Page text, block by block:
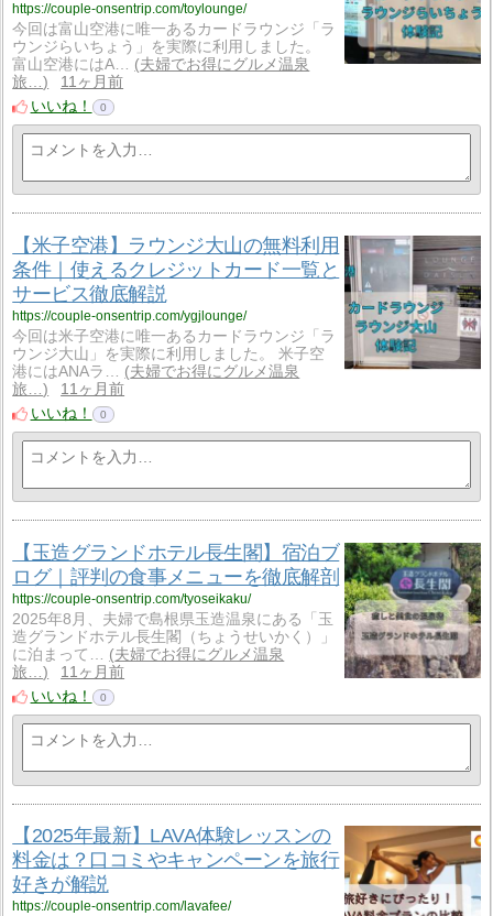
https://couple-onsentrip.com/toylounge/
今回は富山空港に唯一あるカードラウンジ「ラ
ウンジらいちょう」を実際に利用しました。
富山空港にはA…
夫婦でお得にグルメ温泉
旅…
11ヶ月前
いいね！
0
【米子空港】ラウンジ大山の無料利用
条件｜使えるクレジットカード一覧と
サービス徹底解説
https://couple-onsentrip.com/ygjlounge/
今回は米子空港に唯一あるカードラウンジ「ラ
ウンジ大山」を実際に利用しました。 米子空
港にはANAラ…
夫婦でお得にグルメ温泉
旅…
11ヶ月前
いいね！
0
【玉造グランドホテル長生閣】宿泊ブ
ログ｜評判の食事メニューを徹底解剖
https://couple-onsentrip.com/tyoseikaku/
2025年8月、夫婦で島根県玉造温泉にある「玉
造グランドホテル長生閣（ちょうせいかく）」
に泊まって…
夫婦でお得にグルメ温泉
旅…
11ヶ月前
いいね！
0
【2025年最新】LAVA体験レッスンの
料金は？口コミやキャンペーンを旅行
好きが解説
https://couple-onsentrip.com/lavafee/